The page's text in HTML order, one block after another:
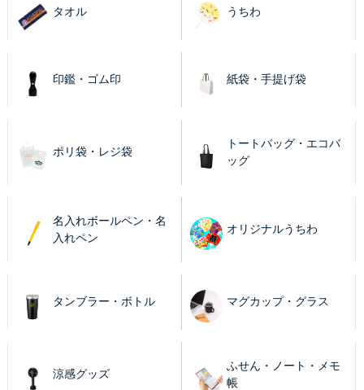
タオル うちわ
印鑑・ゴム印 紙袋・手提げ袋
ポリ袋・レジ袋
トートバッグ・エコバ
ッグ
名入れボールペン・名
入れペン
オリジナルうちわ
タンブラー・ボトル マグカップ・グラス
涼感グッズ
ふせん・ノート・メモ
帳